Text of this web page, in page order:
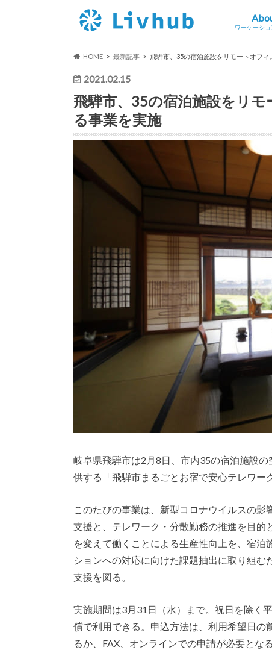
ワーケーショ
HOME 最新記事 飛騨市、35の宿泊施設をリモートオフ
2021.02.15
飛騨市、35の宿泊施設をリ
る事業を実施
岐阜県飛騨市は2月8日、市内35の宿泊施設
供する「飛騨市まるごとお宿で安心テレワー
このたびの事業は、新型コロナウイルスの
支援と、テレワーク・分散勤務の推進を目
を変えて働くことによる生産性向上を、宿
ションへの対応に向けた課題抽出に取り組
支援を図る。
実施期間は3月31日（水）まで。祝日を除く
償で利用できる。申込方法は、利用希望日
るか、FAX、オンラインでの申請が必要とな